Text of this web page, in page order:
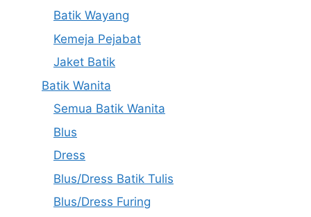
Batik Wayang
Kemeja Pejabat
Jaket Batik
Batik Wanita
Semua Batik Wanita
Blus
Dress
Blus/Dress Batik Tulis
Blus/Dress Furing